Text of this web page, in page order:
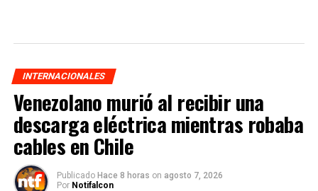
INTERNACIONALES
Venezolano murió al recibir una
descarga eléctrica mientras robaba
cables en Chile
Publicado Hace 8 horas on agosto 7, 2026
Por Notifalcon